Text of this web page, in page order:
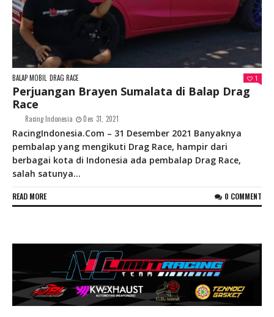
BALAP MOBIL DRAG RACE 1
Perjuangan Brayen Sumalata di Balap Drag
Race
Racing Indonesia Des 31, 2021
RacingIndonesia.Com – 31 Desember 2021 Banyaknya
pembalap yang mengikuti Drag Race, hampir dari
berbagai kota di Indonesia ada pembalap Drag Race,
salah satunya...
READ MORE 0 COMMENT